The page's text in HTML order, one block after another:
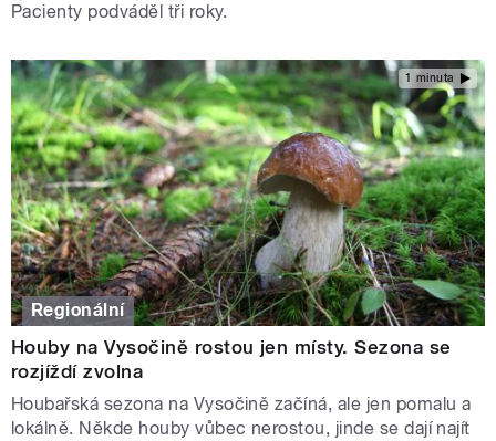
Pacienty podváděl tři roky.
1 minuta
Regionální
Houby na Vysočině rostou jen místy. Sezona se
rozjíždí zvolna
Houbařská sezona na Vysočině začíná, ale jen pomalu a
lokálně. Někde houby vůbec nerostou, jinde se dají najít